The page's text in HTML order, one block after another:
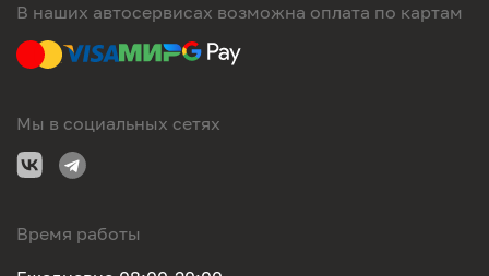
В наших автосервисах возможна оплата по картам
Мы в социальных сетях
Время работы